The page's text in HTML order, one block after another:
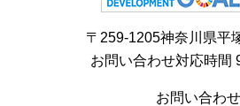
〒259-1205神奈川県平
お問い合わせ対応時間
お問い合わせ